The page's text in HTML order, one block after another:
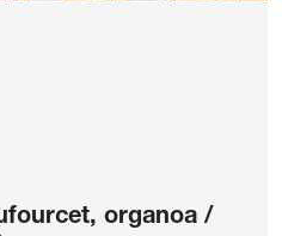
organoa /